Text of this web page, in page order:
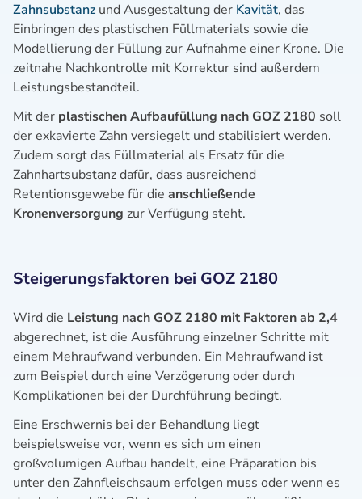
Zahnsubstanz und Ausgestaltung der Kavität, das
Einbringen des plastischen Füllmaterials sowie die
Modellierung der Füllung zur Aufnahme einer Krone. Die
zeitnahe Nachkontrolle mit Korrektur sind außerdem
Leistungsbestandteil.
Mit der plastischen Aufbaufüllung nach GOZ 2180 soll
der exkavierte Zahn versiegelt und stabilisiert werden.
Zudem sorgt das Füllmaterial als Ersatz für die
Zahnhartsubstanz dafür, dass ausreichend
Retentionsgewebe für die anschließende
Kronenversorgung zur Verfügung steht.
Steigerungsfaktoren bei GOZ 2180
Wird die Leistung nach GOZ 2180 mit Faktoren ab 2,4
abgerechnet, ist die Ausführung einzelner Schritte mit
einem Mehraufwand verbunden. Ein Mehraufwand ist
zum Beispiel durch eine Verzögerung oder durch
Komplikationen bei der Durchführung bedingt.
Eine Erschwernis bei der Behandlung liegt
beispielsweise vor, wenn es sich um einen
großvolumigen Aufbau handelt, eine Präparation bis
unter den Zahnfleischsaum erfolgen muss oder wenn es